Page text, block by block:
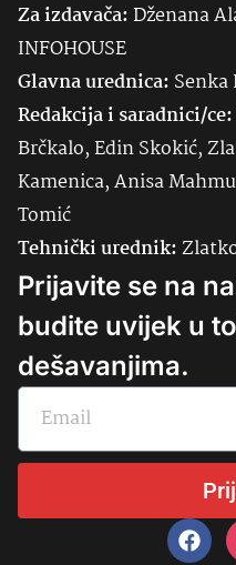
Za izdavača:Dženana
INFOHOUSE
Glavna urednica: Senka
Redakcija i saradnici/ce:
Brčkalo, Edin Skokić,
Kamenica, Anisa
Tomić
Tehnički urednik:
Prijavite se na
budite uvijek u
dešavanjima.